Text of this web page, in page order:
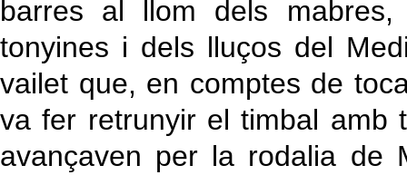
barres al llom dels
tonyines i dels lluços del
vailet que, en comptes de
va fer retrunyir el timbal amb
avançaven per la rodalia de